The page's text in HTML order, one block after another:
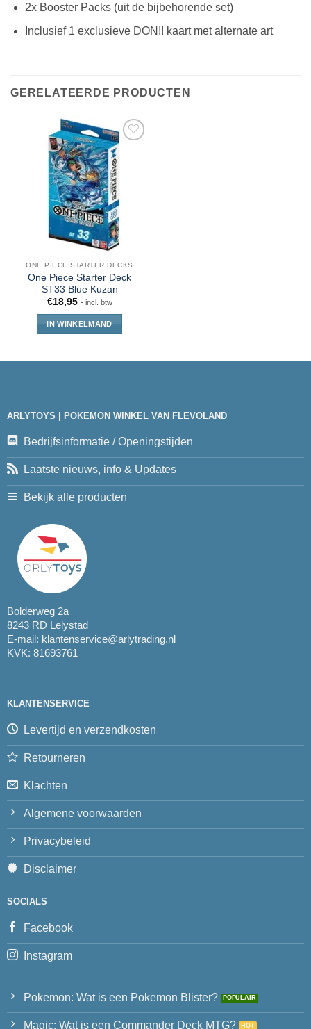
2x Booster Packs (uit de bijbehorende set)
Inclusief 1 exclusieve DON!! kaart met alternate art
GERELATEERDE PRODUCTEN
ONE PIECE STARTER DECKS
One Piece Starter Deck
ST33 Blue Kuzan
€18,95 - incl. btw
IN WINKELMAND
ARLYTOYS | POKEMON WINKEL VAN FLEVOLAND
Bedrijfsinformatie / Openingstijden
Laatste nieuws, info & Updates
Bekijk alle producten
Bolderweg 2a
8243 RD Lelystad
E-mail: klantenservice@arlytrading.nl
KVK: 81693761
KLANTENSERVICE
Levertijd en verzendkosten
Retourneren
Klachten
Algemene voorwaarden
Privacybeleid
Disclaimer
SOCIALS
Facebook
Instagram
Pokemon: Wat is een Pokemon Blister?
Magic: Wat is een Commander Deck MTG?